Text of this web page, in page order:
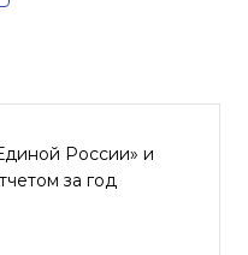
России» и
за год